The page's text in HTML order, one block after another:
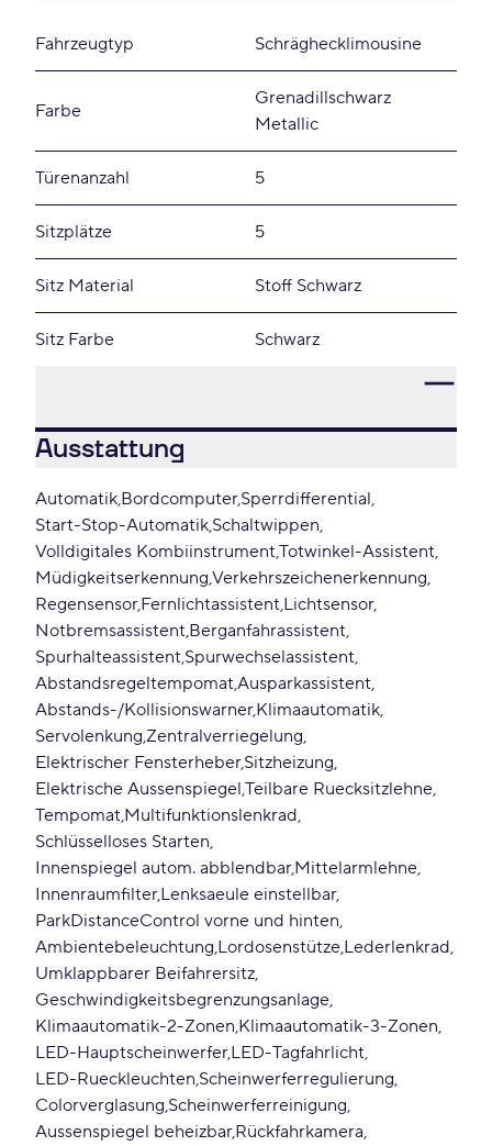
Fahrzeugtyp Schräghecklimousine
Farbe
Grenadillschwarz
Metallic
Türenanzahl 5
Sitzplätze 5
Sitz Material Stoff Schwarz
Sitz Farbe Schwarz
Ausstattung
Automatik Bordcomputer Sperrdifferential
Start-Stop-Automatik Schaltwippen
Volldigitales KombiinstrumentTotwinkel-Assistent
Müdigkeitserkennung Verkehrszeichenerkennung
Regensensor Fernlichtassistent Lichtsensor
Notbremsassistent Berganfahrassistent
Spurhalteassistent Spurwechselassistent
AbstandsregeltempomatAusparkassistent
Abstands-/Kollisionswarner Klimaautomatik
Servolenkung Zentralverriegelung
Elektrischer Fensterheber Sitzheizung
Elektrische Aussenspiegel Teilbare Ruecksitzlehne
Tempomat Multifunktionslenkrad
Schlüsselloses Starten
Innenspiegel autom. abblendbar Mittelarmlehne
Innenraumfilter Lenksaeule einstellbar
ParkDistanceControl vorne und hinten
Ambientebeleuchtung Lordosenstütze Lederlenkrad
Umklappbarer Beifahrersitz
Geschwindigkeitsbegrenzungsanlage
Klimaautomatik-2-Zonen Klimaautomatik-3-Zonen
LED-Hauptscheinwerfer LED-Tagfahrlicht
LED-Rueckleuchten Scheinwerferregulierung
Colorverglasung Scheinwerferreinigung
Aussenspiegel beheizbar Rückfahrkamera